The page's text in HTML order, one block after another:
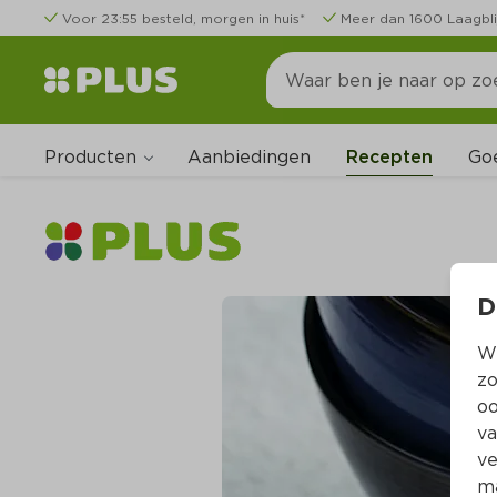
Voor 23:55 besteld, morgen in huis* Meer dan 1600
Producten Aanbiedingen Recepten